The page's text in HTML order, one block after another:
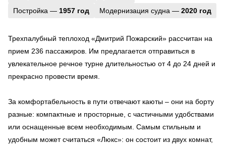
Постройка — 1957 год Модернизация судна — 2020 год
Трехпалубный теплоход «Дмитрий Пожарский» рассчитан на
прием 236 пассажиров. Им предлагается отправиться в
увлекательное речное турне длительностью от 4 до 24 дней и
прекрасно провести время.
За комфортабельность в пути отвечают каюты – они на борту
разные: компактные и просторные, с частичными удобствами
или оснащенные всем необходимым. Самым стильным и
удобным может считаться «Люкс»: он состоит из двух комнат,